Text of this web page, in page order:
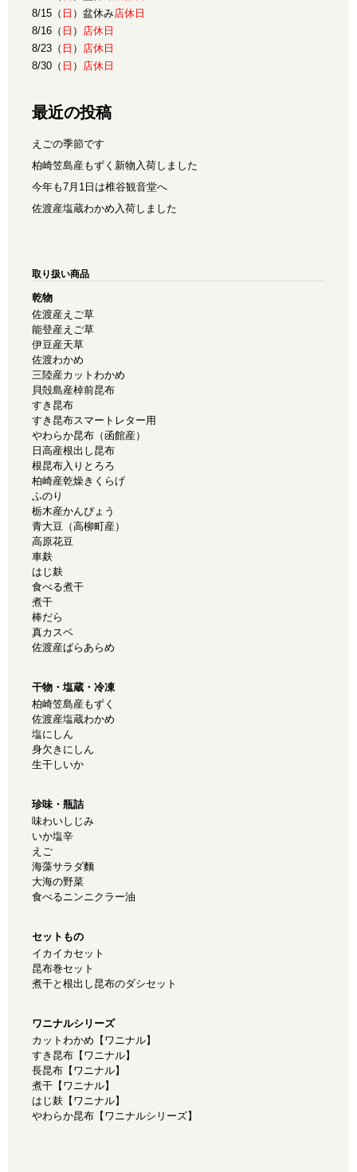
8/15（ 日 ）盆休み店休日
8/16（ 日 ）
店休日
8/23（ 日 ）
店休日
8/30（ 日 ） 店休日
最近の投稿
えごの季節です
柏崎笠島産もずく新物入荷しました
今年も7月1日は椎谷観音堂へ
佐渡産塩蔵わかめ入荷しました
取り扱い商品
乾物
佐渡産えご草
能登産えご草
伊豆産天草
佐渡わかめ
三陸産カットわかめ
貝殻島産棹前昆布
すき昆布
すき昆布スマートレター用
やわらか昆布（函館産）
日高産根出し昆布
根昆布入りとろろ
柏崎産乾燥きくらげ
ふのり
栃木産かんぴょう
青大豆（高柳町産）
高原花豆
車麸
はじ麸
食べる煮干
煮干
棒だら
真カスベ
佐渡産ばらあらめ
干物・塩蔵・冷凍
柏崎笠島産もずく
佐渡産塩蔵わかめ
塩にしん
身欠きにしん
生干しいか
珍味・瓶詰
味わいしじみ
いか塩辛
えご
海藻サラダ麵
大海の野菜
食べるニンニクラー油
セットもの
イカイカセット
昆布巻セット
煮干と根出し昆布のダシセット
ワニナルシリーズ
カットわかめ【ワニナル】
すき昆布【ワニナル】
長昆布【ワニナル】
煮干【ワニナル】
はじ麸【ワニナル】
やわらか昆布【ワニナルシリーズ】